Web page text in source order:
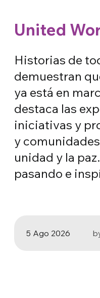
United
Historias de
demuestran
ya está en
destaca las
iniciativas y
y
unidad y la
pasando e
ARTE Y COMPROMISO
La Odisea, de
Ulises y la
5 Ago 2026